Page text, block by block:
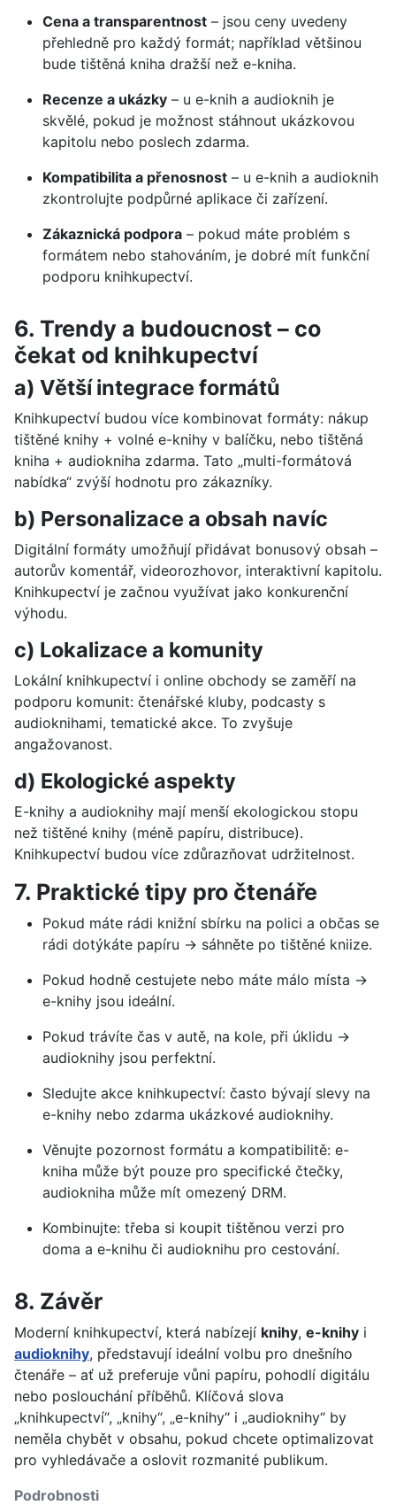
Cena a transparentnost – jsou ceny uvedeny
přehledně pro každý formát; například většinou
bude tištěná kniha dražší než e-kniha.
Recenze a ukázky – u e-knih a audioknih je
skvělé, pokud je možnost stáhnout ukázkovou
kapitolu nebo poslech zdarma.
Kompatibilita a přenosnost – u e-knih a audioknih
zkontrolujte podpůrné aplikace či zařízení.
Zákaznická podpora – pokud máte problém s
formátem nebo stahováním, je dobré mít funkční
podporu knihkupectví.
6. Trendy a budoucnost – co
čekat od knihkupectví
a) Větší integrace formátů
Knihkupectví budou více kombinovat formáty: nákup
tištěné knihy + volné e-knihy v balíčku, nebo tištěná
kniha + audiokniha zdarma. Tato „multi-formátová
nabídka“ zvýší hodnotu pro zákazníky.
b) Personalizace a obsah navíc
Digitální formáty umožňují přidávat bonusový obsah –
autorův komentář, videorozhovor, interaktivní kapitolu.
Knihkupectví je začnou využívat jako konkurenční
výhodu.
c) Lokalizace a komunity
Lokální knihkupectví i online obchody se zaměří na
podporu komunit: čtenářské kluby, podcasty s
audioknihami, tematické akce. To zvyšuje
angažovanost.
d) Ekologické aspekty
E-knihy a audioknihy mají menší ekologickou stopu
než tištěné knihy (méně papíru, distribuce).
Knihkupectví budou více zdůrazňovat udržitelnost.
7. Praktické tipy pro čtenáře
Pokud máte rádi knižní sbírku na polici a občas se
rádi dotýkáte papíru → sáhněte po tištěné kniize.
Pokud hodně cestujete nebo máte málo místa →
e-knihy jsou ideální.
Pokud trávíte čas v autě, na kole, při úklidu →
audioknihy jsou perfektní.
Sledujte akce knihkupectví: často bývají slevy na
e-knihy nebo zdarma ukázkové audioknihy.
Věnujte pozornost formátu a kompatibilitě: e-
kniha může být pouze pro specifické čtečky,
audiokniha může mít omezený DRM.
Kombinujte: třeba si koupit tištěnou verzi pro
doma a e-knihu či audioknihu pro cestování.
8. Závěr
Moderní knihkupectví, která nabízejí knihy, e-knihy i
audioknihy, představují ideální volbu pro dnešního
čtenáře – ať už preferuje vůni papíru, pohodlí digitálu
nebo poslouchání příběhů. Klíčová slova
„knihkupectví“, „knihy“, „e-knihy“ i „audioknihy“ by
neměla chybět v obsahu, pokud chcete optimalizovat
pro vyhledávače a oslovit rozmanité publikum.
Podrobnosti